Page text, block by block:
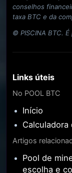
conselhos
taxa BTC e da
© PISCINA BTC.
Links úteis
No POOL BTC
Início
Artigos
Pool de
escolha e